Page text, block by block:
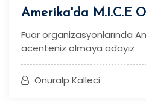
Amerika'da M.I.C.E
Fuar organizasyonlarında
acenteniz olmaya adayız
Onuralp Kalleci